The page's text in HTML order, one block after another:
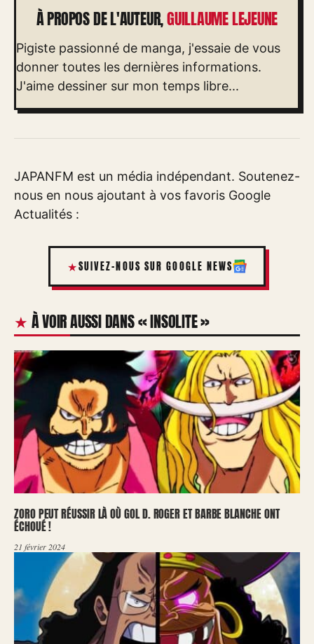
À PROPOS DE L'AUTEUR,GUILLAUME LEJEUNE
Pigiste passionné de manga, j'essaie de vous
donner toutes les dernières informations.
J'aime dessiner sur mon temps libre...
JAPANFM est un média indépendant. Soutenez-
nous en nous ajoutant à vos favoris Google
Actualités :
SUIVEZ-NOUS SUR GOOGLE NEWS
À VOIR AUSSI DANS « INSOLITE »
ZORO PEUT RÉUSSIR LÀ OÙ GOL D. ROGER ET BARBE BLANCHE ONT
ÉCHOUÉ !
21 février 2024